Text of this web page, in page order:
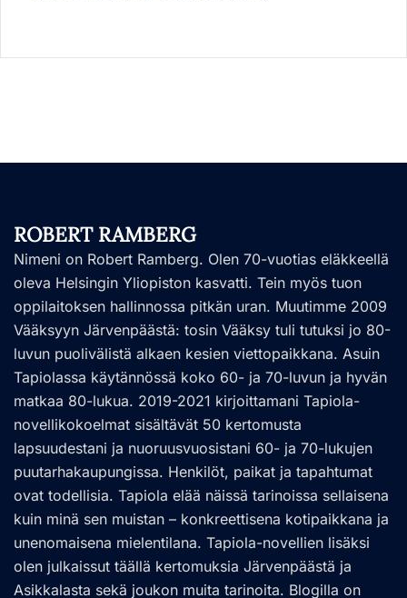
ROBERT RAMBERG
Nimeni on Robert Ramberg. Olen 70-vuotias eläkkeellä
oleva Helsingin Yliopiston kasvatti. Tein myös tuon
oppilaitoksen hallinnossa pitkän uran. Muutimme 2009
Vääksyyn Järvenpäästä: tosin Vääksy tuli tutuksi jo 80-
luvun puolivälistä alkaen kesien viettopaikkana. Asuin
Tapiolassa käytännössä koko 60- ja 70-luvun ja hyvän
matkaa 80-lukua. 2019-2021 kirjoittamani Tapiola-
novellikokoelmat sisältävät 50 kertomusta
lapsuudestani ja nuoruusvuosistani 60- ja 70-lukujen
puutarhakaupungissa. Henkilöt, paikat ja tapahtumat
ovat todellisia. Tapiola elää näissä tarinoissa sellaisena
kuin minä sen muistan – konkreettisena kotipaikkana ja
unenomaisena mielentilana. Tapiola-novellien lisäksi
olen julkaissut täällä kertomuksia Järvenpäästä ja
Asikkalasta sekä joukon muita tarinoita. Blogilla on